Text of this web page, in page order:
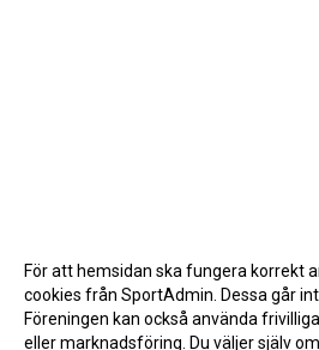
För att hemsidan ska fungera korrekt
cookies från SportAdmin. Dessa går
Föreningen kan också använda
eller marknadsföring. Du väljer själv